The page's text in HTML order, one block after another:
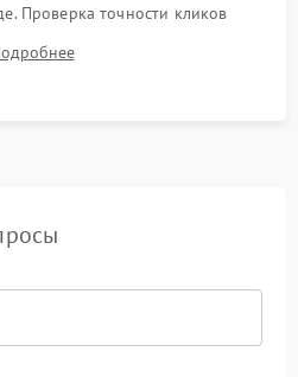
Проверка точности кликов
испытание прицела на
устойчивости к отдаче и